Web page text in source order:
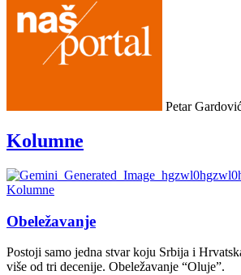
Petar
Kolumne
Kolumne
Obeležavanje
Postoji samo jedna stvar koju Srbija i
više od tri decenije. Obeležavanje “Oluje”.